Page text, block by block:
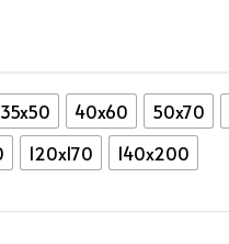
35x50 40x60 50x70
120x170 140x200